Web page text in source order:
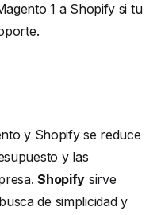
1 a Shopify si tu
y Shopify se reduce
y las
Shopify sirve
de simplicidad y